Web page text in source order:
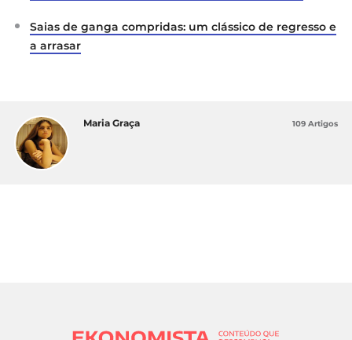
Saias de ganga compridas: um clássico de regresso e
a arrasar
Maria Graça 109 Artigos